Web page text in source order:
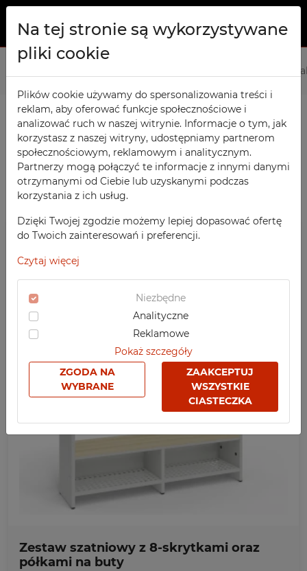
Na tej stronie są wykorzystywane
pliki cookie
Plików cookie używamy do spersonalizowania treści i
reklam, aby oferować funkcje społecznościowe i
analizować ruch w naszej witrynie. Informacje o tym, jak
korzystasz z naszej witryny, udostępniamy partnerom
społecznościowym, reklamowym i analitycznym.
Partnerzy mogą połączyć te informacje z innymi danymi
otrzymanymi od Ciebie lub uzyskanymi podczas
korzystania z ich usług.
Dzięki Twojej zgodzie możemy lepiej dopasować ofertę
do Twoich zainteresowań i preferencji.
Czytaj więcej
Niezbędne
Analityczne
Reklamowe
Pokaż szczegóły
ZGODA NA
WYBRANE
ZAAKCEPTUJ
WSZYSTKIE
CIASTECZKA
O NAS
PRODUKTY
Szafy TECHCODE RFID
Warsztatowe
Meble socjalne
Sportowe
Medyczne
Z nadrukiem
KONTAKT
ULUBIONE
OBSERWOWANE
LOGOWANIE
Ławko-
PRODUKTY / FILTRY
MEBLE SOCJALNE
Ławko- wieszaki
WARSZTATOWE
BIUROWE
SZKOLNE
SPORTOWE
MEDYCZNE
Z NADRUKIEM
2000
1070
GŁĘBOKOŚĆ
SORTOWANIE
POLECANE
CENA ROSNĄCO
DATA DODANIA
Ulubione
Zestaw szatniowy z 8-skrytkami oraz
półkami na buty